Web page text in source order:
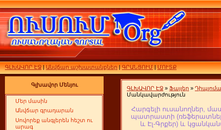
ԳԼԽԱՎՈՐ ԷՋ|Անվճար աշխատանքներ|ԳՐԱՆՑՈՒՄ|ՄՈՒՏՔ
Գլխավոր Մենյու
Մեր մասին
Անվճար գրադարան
Սովորեք անգլերեն հեշտ ու
արագ
ԳԼԽԱՎՈՐ ԷՋ » Ֆայլեր »
Մանկավարժություն
Հարգելի ուսանողներ,
պատրաստի
և Էլ-Գրքեր) և